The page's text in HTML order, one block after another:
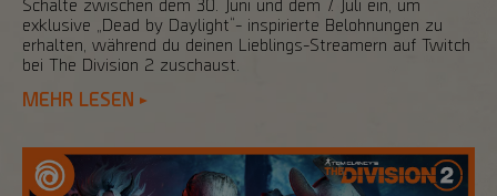
exklusive „Dead by Daylight“- inspirierte Belohnungen zu
erhalten, während du deinen Lieblings-Streamern auf Twitch
bei The Division 2 zuschaust.
MEHR LESEN